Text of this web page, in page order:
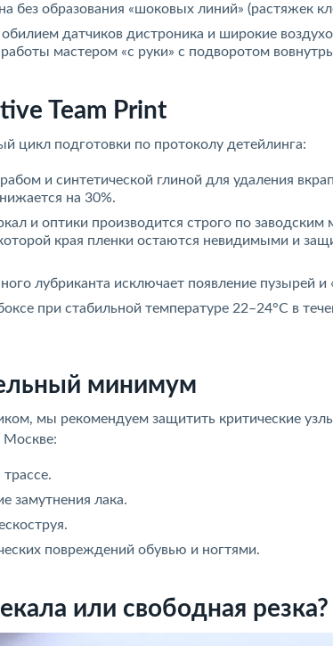
без образования «шоковых линий» (растяжек
датчиков дистроника и широкие
мастером «с руки» с подворотом
Team Print
цикл подготовки по протоколу детейлинга:
и синтетической глиной для удаления
на 30%.
и оптики производится строго по заводским
края пленки остаются невидимыми и
лубриканта исключает появление пузырей и
при стабильной температуре 22–24°C в
минимум
мы рекомендуем защитить критические
Москве:
замутнения лака.
повреждений обувью и ногтями.
или свободная резка?